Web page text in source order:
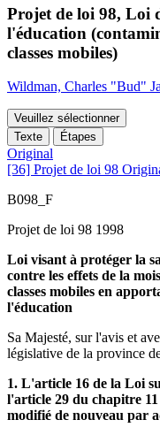
Projet de loi 98, Loi
l'éducation
classes mobiles)
Wildman, Charles "Bud"
Veuillez sélectionner
Texte
Étapes
Original
[36] Projet de loi 98
B098_F
Projet de loi 98 1998
Loi visant à protéger la
contre les effets de la
classes mobiles en
l'éducation
Sa Majesté, sur l'avis et
législative de la province
1. L'article 16 de la Loi
l'article 29 du chapitre 11
modifié de nouveau par